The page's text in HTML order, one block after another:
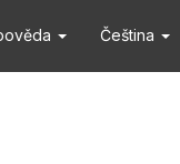
Čeština